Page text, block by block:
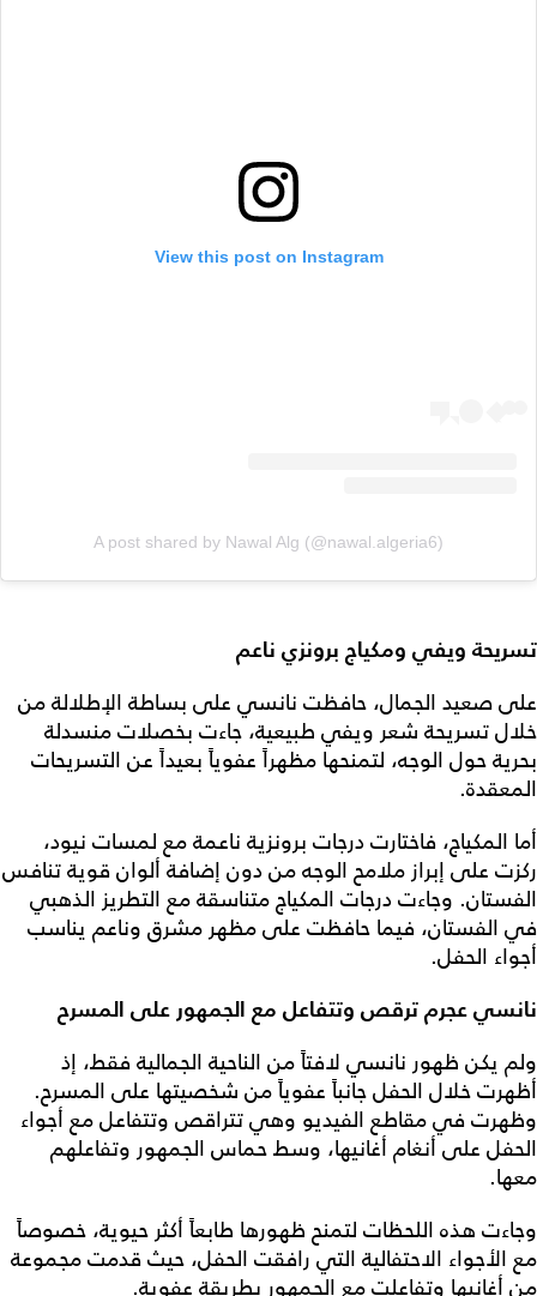
View this post on Instagram
A post shared by Nawal Alg (@nawal.algeria6)
تسريحة ويفي ومكياج برونزي ناعم
على صعيد الجمال، حافظت نانسي على بساطة الإطلالة من
خلال تسريحة شعر ويفي طبيعية، جاءت بخصلات منسدلة
بحرية حول الوجه، لتمنحها مظهراً عفوياً بعيداً عن التسريحات
المعقدة.
أما المكياج، فاختارت درجات برونزية ناعمة مع لمسات نيود،
ركزت على إبراز ملامح الوجه من دون إضافة ألوان قوية تنافس
الفستان. وجاءت درجات المكياج متناسقة مع التطريز الذهبي
في الفستان، فيما حافظت على مظهر مشرق وناعم يناسب
أجواء الحفل.
نانسي عجرم ترقص وتتفاعل مع الجمهور على المسرح
ولم يكن ظهور نانسي لافتاً من الناحية الجمالية فقط، إذ
أظهرت خلال الحفل جانباً عفوياً من شخصيتها على المسرح.
وظهرت في مقاطع الفيديو وهي تتراقص وتتفاعل مع أجواء
الحفل على أنغام أغانيها، وسط حماس الجمهور وتفاعلهم
معها.
وجاءت هذه اللحظات لتمنح ظهورها طابعاً أكثر حيوية، خصوصاً
مع الأجواء الاحتفالية التي رافقت الحفل، حيث قدمت مجموعة
من أغانيها وتفاعلت مع الجمهور بطريقة عفوية.